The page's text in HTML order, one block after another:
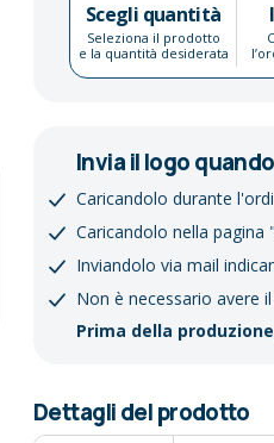
Scegli quantità
Seleziona il prodotto
e la quantità desiderata
Invia il logo
Caricandolo durante
Caricandolo nella pagina
Inviandolo via mail
Non è necessario avere
Prima della
Dettagli del prodotto